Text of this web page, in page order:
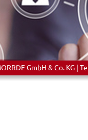
GmbH & Co. KG